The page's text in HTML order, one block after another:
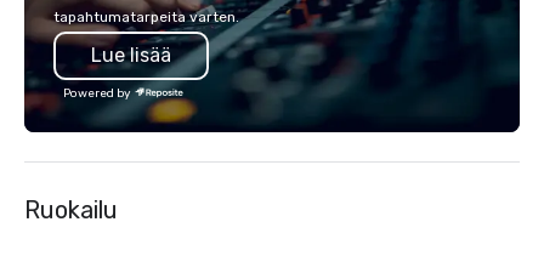
a Monterey Bay Trek.
Spanish, and English,
tapahtumatarpeita varten.
Lue lisää
Powered by
Ruokailu